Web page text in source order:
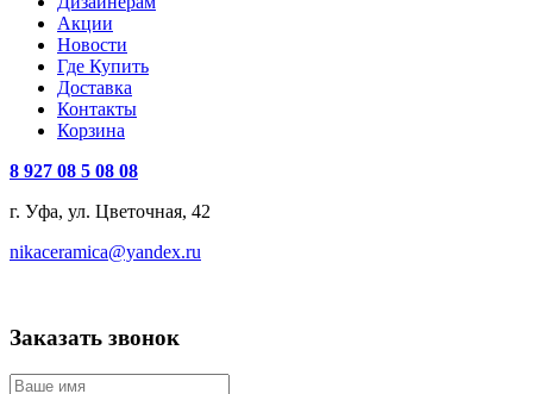
Акции
Новости
Где Купить
Доставка
Контакты
Корзина
8 927 08 5 08 08
г. Уфа, ул. Цветочная, 42
nikaceramica@yandex.ru
Заказать звонок